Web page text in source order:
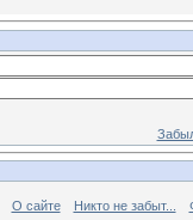
О сайте Никто не забыт...